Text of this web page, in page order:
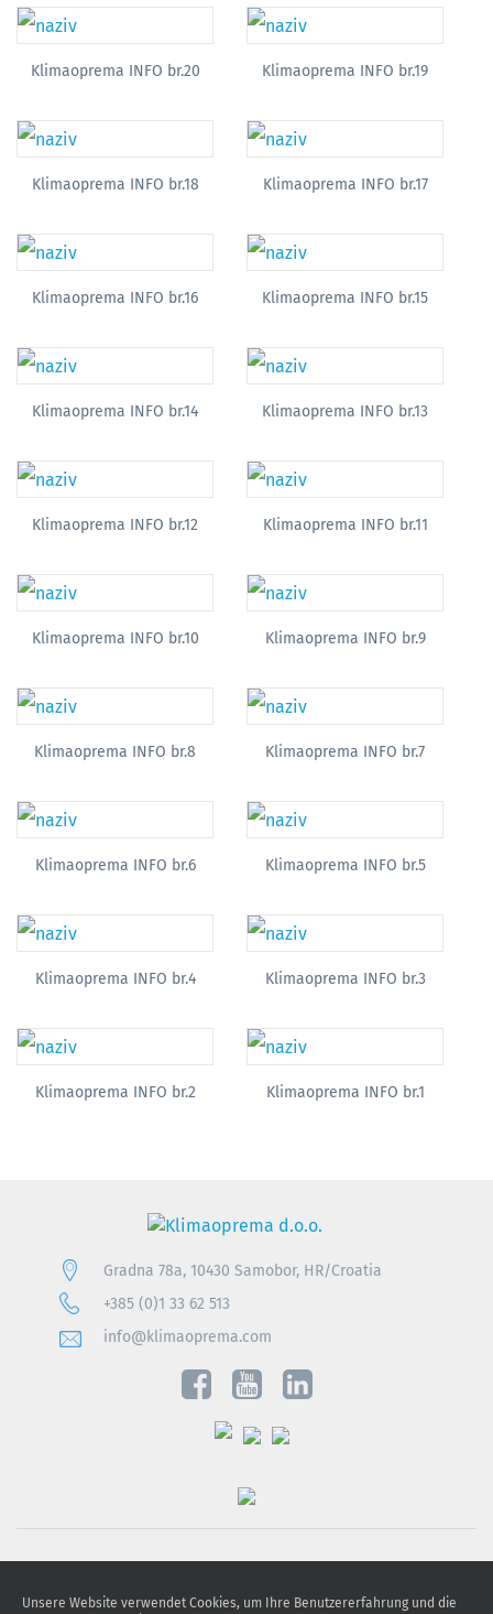
Klimaoprema INFO br.20 Klimaoprema INFO br.19
Klimaoprema INFO br.18 Klimaoprema INFO br.17
Klimaoprema INFO br.16 Klimaoprema INFO br.15
Klimaoprema INFO br.14 Klimaoprema INFO br.13
Klimaoprema INFO br.12 Klimaoprema INFO br.11
Klimaoprema INFO br.10 Klimaoprema INFO br.9
Klimaoprema INFO br.8 Klimaoprema INFO br.7
Klimaoprema INFO br.6 Klimaoprema INFO br.5
Klimaoprema INFO br.4 Klimaoprema INFO br.3
Klimaoprema INFO br.2 Klimaoprema INFO br.1
Gradna 78a, 10430 Samobor, HR/Croatia
+385 (0)1 33 62 513
info@klimaoprema.com
Unsere Website verwendet Cookies, um Ihre Benutzererfahrung und die